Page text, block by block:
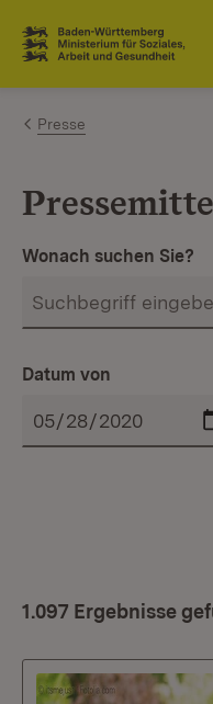
Zum Inhalt
Link zur Startseite
Presse
Wonach suchen Sie?
Datum von
1.097 Ergebnisse